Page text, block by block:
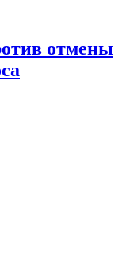
отмены